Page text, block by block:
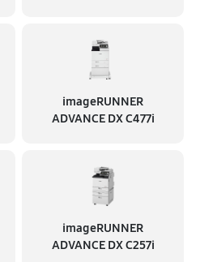
imageRUNNER
ADVANCE DX C477i
imageRUNNER
ADVANCE DX C257i